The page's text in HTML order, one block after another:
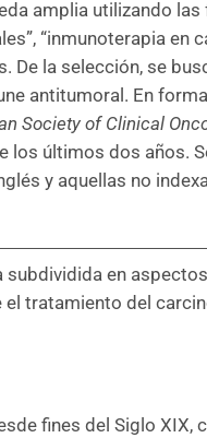
amplia utilizando las
“inmunoterapia en
De la selección, se
antitumoral. En
Society of Clinical
últimos dos años.
y aquellas no
subdividida en
tratamiento del
fines del Siglo XIX,